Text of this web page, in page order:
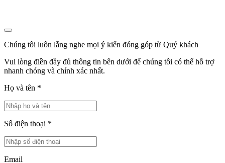
Chúng tôi luôn lắng nghe mọi ý kiến đóng góp từ Quý khách
Vui lòng điền đầy đủ thông tin bên dưới để chúng tôi có thể hỗ trợ
nhanh chóng và chính xác nhất.
Họ và tên *
Số điện thoại *
Email